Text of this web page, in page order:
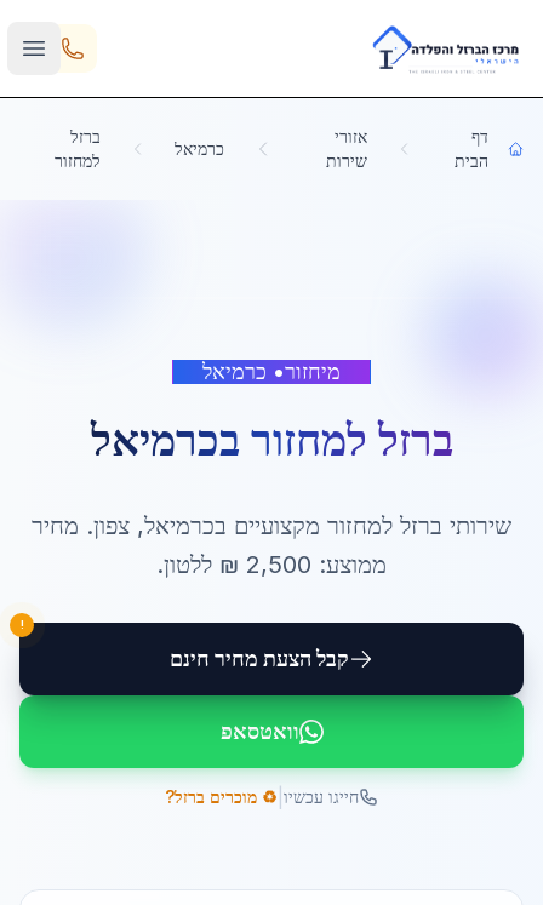
Skip to main content
דף
הבית
אזורי
שירות
כרמיאל
ברזל
למחזור
מיחזור• כרמיאל
ברזל למחזור בכרמיאל
שירותי ברזל למחזור מקצועיים בכרמיאל, צפון. מחיר
ממוצע: 2,500 ₪ ללטון.
קבל הצעת מחיר חינם
!
וואטסאפ
חייגו עכשיו ♻️ מוכרים ברזל?